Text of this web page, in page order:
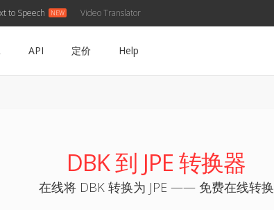
to Speech Video Translator
API 定价 Help
DBK 到 JPE 转换器
在线将 DBK 转换为 JPE —— 免费在线转换